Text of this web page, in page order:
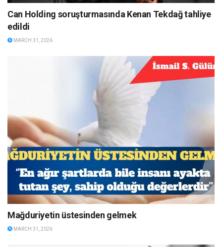
Can Holding soruşturmasında Kenan Tekdağ tahliye
edildi
MARCH 31, 2026
Mağduriyetin üstesinden gelmek
MARCH 31, 2026